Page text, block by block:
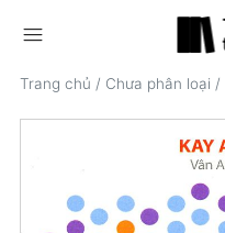
menu
Trang chủ / Chưa phân loại /